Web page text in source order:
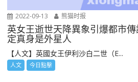
2022-09-13 熊猫时报
英女王逝世天降異象引爆都市
定真身是外星人
【人文】英國女王伊利沙白二世（E...
人文 今日點擊